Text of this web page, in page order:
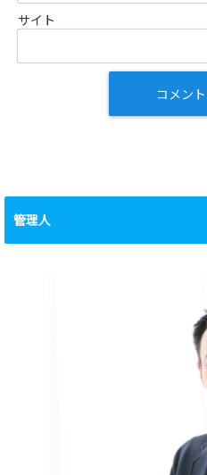
サイト
管理人